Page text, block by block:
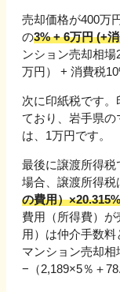
売却価格が400万
の3% + 6万円 (+
ンション売却相場
万円 ） + 消費税
次に印紙税です
ており、 岩手県の
は、 1万円です。
最後に譲渡所得税
場合、譲渡所得税
の費用）×20.315%
費用（所得費）
用）は仲介手数料
マンション売却相
−（2,189×5％＋